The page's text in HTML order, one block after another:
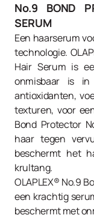
No.9 BOND
SERUM
Een haarserum
technologie.
Hair Serum is
onmisbaar is
antioxidanten,
texturen, voor
Bond Protector
haar tegen
beschermt het
krultang.
OLAPLEX® No.9
een krachtig
beschermt met